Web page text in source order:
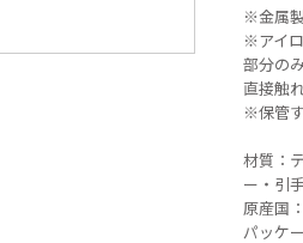
※金属
※アイ
部分の
直接触
※保管
材質：
ー・引
原産国
パッケ